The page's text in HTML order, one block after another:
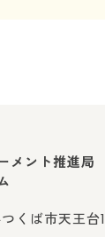
メント推進局
くば市天王台